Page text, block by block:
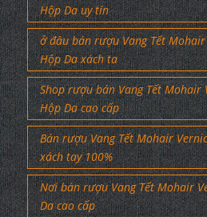
Hộp Da uy tín
ở đâu bán rượu Vang Tết Mohair
Hộp Da xách ta
Shop rượu bán Vang Tết Mohair
Hộp Da cao cấp
Bán rượu Vang Tết Mohair
xách tay 100%
Nơi bán rượu Vang Tết Mohair
Da cao cấp